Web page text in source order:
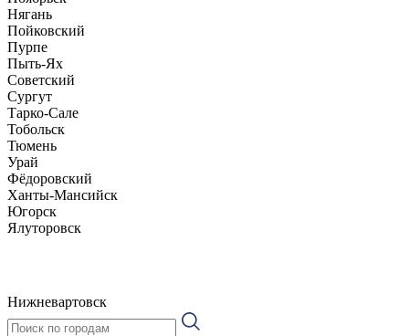
Нягань
Пойковский
Пурпе
Пыть-Ях
Советский
Сургут
Тарко-Сале
Тобольск
Тюмень
Урай
Фёдоровский
Ханты-Мансийск
Югорск
Ялуторовск
Нижневартовск